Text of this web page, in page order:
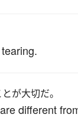
が大切だ。
different